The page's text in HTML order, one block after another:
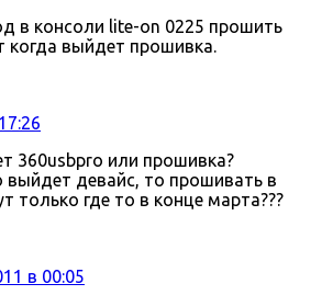
в консоли lite-on 0225 прошить
когда выйдет прошивка.
360usbpro или прошивка?
выйдет девайс, то прошивать в
только где то в конце марта???
в 00:05